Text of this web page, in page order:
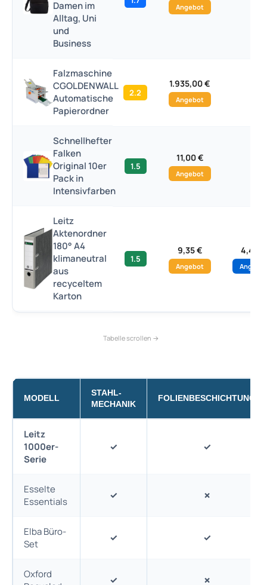
Damen im
Alltag, Uni
und
Business
Angebot
Falzmaschine
CGOLDENWALL
Automatische
Papierordner
2.2
1.935,00 €
Angebot
Schnellhefter
Falken
Original 10er
Pack in
Intensivfarben
1.5
11,00 €
Angebot
Leitz
Aktenordner
180° A4
klimaneutral
aus
recyceltem
Karton
1.5
9,35 €
Angebot
4,49 €
Angebot
MODELL
STAHL-
MECHANIK
FOLIENBESCHICHTUNG
Leitz
1000er-
Serie
✓ ✓
Esselte
Essentials
✓ ✗
Elba Büro-
Set
✓ ✓
Oxford
✓ ✗